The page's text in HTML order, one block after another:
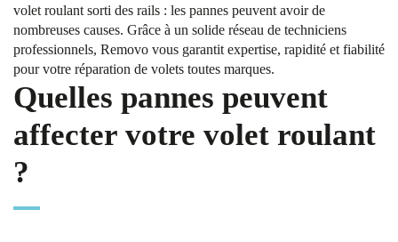
volet roulant sorti des rails : les pannes peuvent avoir de
nombreuses causes. Grâce à un solide réseau de techniciens
professionnels, Removo vous garantit expertise, rapidité et fiabilité
pour votre réparation de volets toutes marques.
Quelles pannes peuvent
affecter votre volet roulant
?